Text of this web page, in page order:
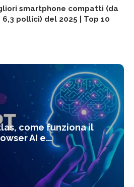
smartphone compatti (da
6,3 pollici) del 2025 | Top 10
come funziona il
AI e...